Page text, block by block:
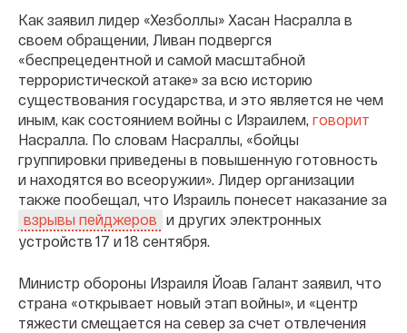
Как заявил лидер «Хезболлы» Хасан Насралла в
своем обращении, Ливан подвергся
«беспрецедентной и самой масштабной
террористической атаке» за всю историю
существования государства, и это является не чем
иным, как состоянием войны с Израилем, говорит
Насралла. По словам Насраллы, «бойцы
группировки приведены в повышенную готовность
и находятся во всеоружии». Лидер организации
также пообещал, что Израиль понесет наказание за
взрывы пейджеров и других электронных
устройств 17 и 18 сентября.
Министр обороны Израиля Йоав Галант заявил, что
страна «открывает новый этап войны», и «центр
тяжести смещается на север за счет отвлечения